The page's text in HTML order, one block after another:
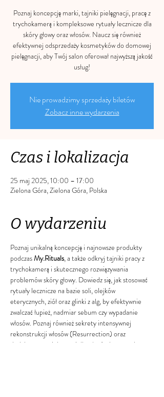
Poznaj koncepcję marki, tajniki pielęgnacji, pracę z
trychokamerą i kompleksowe rytuały lecznicze dla
skóry głowy oraz włosów. Naucz się również
efektywnej odsprzedaży kosmetyków do domowej
pielęgnacji, aby Twój salon oferował najwyższą jakość
usług!
Nie prowadzimy sprzedaży biletów
Zobacz inne wydarzenia
Czas i lokalizacja
25 maj 2025, 10:00 – 17:00
Zielona Góra, Zielona Góra, Polska
O wydarzeniu
Poznaj unikalną koncepcję i najnowsze produkty
podczas My.Rituals, a także odkryj tajniki pracy z
trychokamerą i skutecznego rozwiązywania
problemów skóry głowy. Dowiedz się, jak stosować
rytuały lecznicze na bazie soli, olejków
eterycznych, ziół oraz glinki z alg, by efektywnie
zwalczać łupież, nadmiar sebum czy wypadanie
włosów. Poznaj również sekrety intensywnej
rekonstrukcji włosów (Resurrection) oraz
dedykowanej pielęgnacji dla włosów kręconych